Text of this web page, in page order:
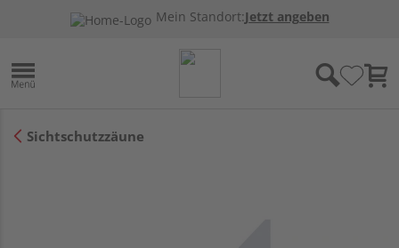
Mein Standort:Jetzt angeben
Sichtschutzzäune